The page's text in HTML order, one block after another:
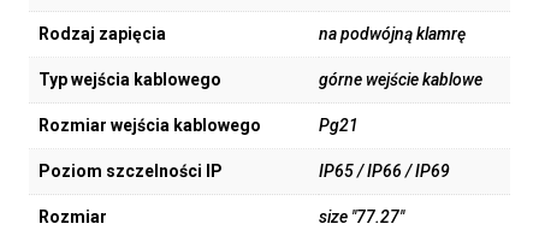
Rodzaj zapięcia na podwójną klamrę
Typ wejścia kablowego górne wejście kablowe
Rozmiar wejścia kablowego Pg21
Poziom szczelności IP IP65 / IP66 / IP69
Rozmiar size "77.27"